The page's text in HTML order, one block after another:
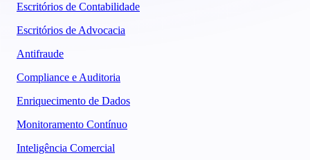
Escritórios de Contabilidade
Escritórios de Advocacia
Antifraude
Compliance e Auditoria
Enriquecimento de Dados
Monitoramento Contínuo
Inteligência Comercial